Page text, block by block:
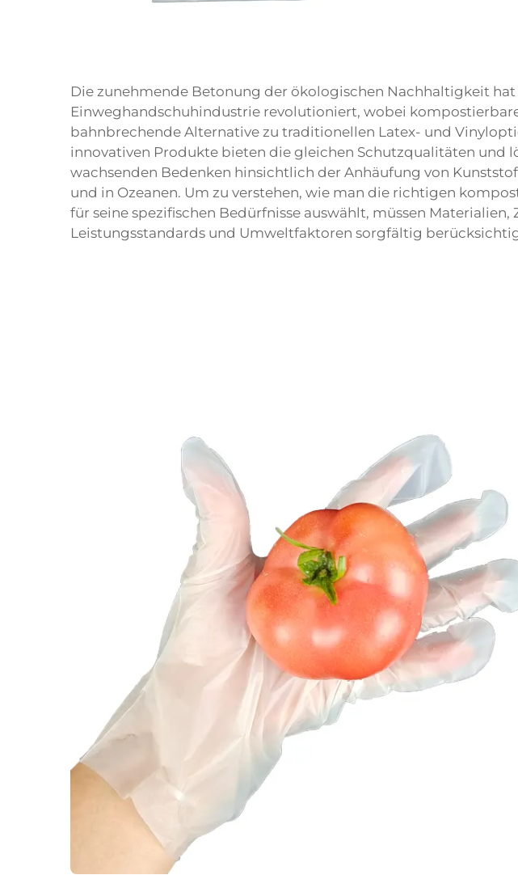
Die zunehmende Betonung der ökologischen Nachhaltigkeit
Einweghandschuhindustrie revolutioniert, wobei
bahnbrechende Alternative zu traditionellen Latex- und
innovativen Produkte bieten die gleichen Schutzqualitäten und
wachsenden Bedenken hinsichtlich der Anhäufung von
und in Ozeanen. Um zu verstehen, wie man die richtigen
für seine spezifischen Bedürfnisse auswählt, müssen Materialien,
Leistungsstandards und Umweltfaktoren sorgfältig